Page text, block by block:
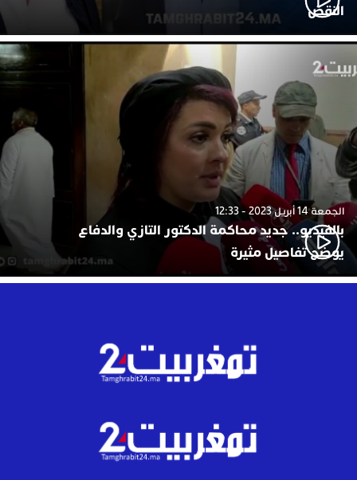
النقض
الجمعة 14 أبريل 2023 - 12:33
بالفيديو.. جديد محاكمة الدكتور التازي والدفاع
يوضح تفاصيل مثيرة